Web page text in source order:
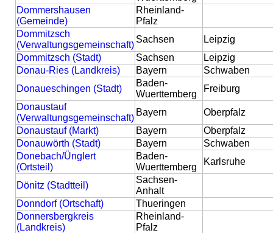
Dommershausen
(Gemeinde)
Rheinland-
Pfalz
Dommitzsch
(Verwaltungsgemeinschaft)
Sachsen
Leipzig
Dommitzsch (Stadt)
Sachsen
Leipzig
Donau-Ries (Landkreis)
Bayern
Schwaben
Donaueschingen (Stadt)
Baden-
Wuerttemberg
Freiburg
Donaustauf
(Verwaltungsgemeinschaft)
Bayern
Oberpfalz
Donaustauf (Markt)
Bayern
Oberpfalz
Donauwörth (Stadt)
Bayern
Schwaben
Donebach/Ünglert
(Ortsteil)
Baden-
Wuerttemberg
Karlsruhe
Dönitz (Stadtteil)
Sachsen-
Anhalt
Donndorf (Ortschaft)
Thueringen
Donnersbergkreis
(Landkreis)
Rheinland-
Pfalz